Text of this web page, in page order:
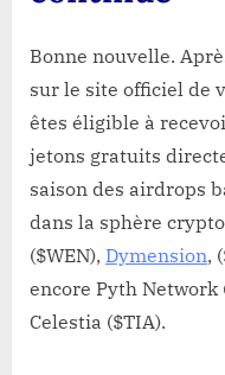
Bonne nouvelle.
sur le site officiel de
êtes éligible à
jetons gratuits
saison des airdrops
dans la sphère
($WEN), Dymension,
encore Pyth Network
Celestia ($TIA).